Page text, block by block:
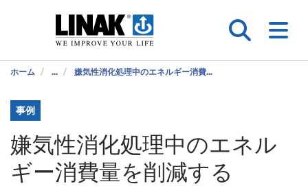
ホーム ... 嫌気性消化処理中のエネルギー消費...
事例
嫌気性消化処理中のエネル
ギー消費量を削減する